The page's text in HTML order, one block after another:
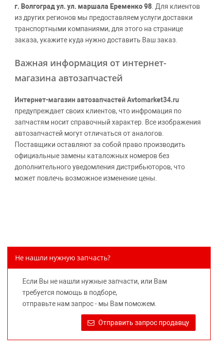
г. Волгоград ул. ул. маршала Еременко 98 . Для клиентов
из других регионов мы предоставляем услуги доставки
транспортными компаниями, для этого на странице
заказа, укажите куда нужно доставить Ваш заказ.
Важная информация от интернет-
магазина автозапчастей
Интернет-магазин автозапчастей Avtomarket34.ru
предупреждает своих клиентов, что инфромация по
запчастям носит справочный характер. Все изображения
автозапчастей могут отличаться от аналогов.
Поставщики оставляют за собой право производить
официальные замены каталожных номеров без
дополнительного уведомления дистрибьюторов, что
может повлечь возможное изменение цены.
предлагаемых к продаже запасных частей для
правообладателей указанных товарных знаков.
Требование предоставлять покупателю необходимую и
достоверную информацию о товаре, предлагаемом к
продаже, обеспечивающую возможность их правильного
выбора возложено на продавца (изготовителя) Законом
«О защите прав потребителей».
Не нашли нужную запчасть?
Если Вы не нашли нужные запчасти, или Вам
требуется помощь в подборе,
отправьте нам запрос - мы Вам поможем.
Отправить запрос продавцу